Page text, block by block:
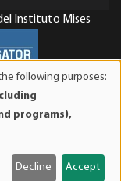
Instituto Mises
de lucro 501(c)(3)
deducibles de
la ley. ID Fiscal:
following purposes:
programs),
Decline Accept